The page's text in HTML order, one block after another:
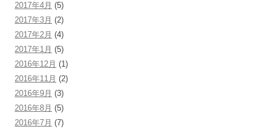
2017年4月 (5)
2017年3月 (2)
2017年2月 (4)
2017年1月 (5)
2016年12月 (1)
2016年11月 (2)
2016年9月 (3)
2016年8月 (5)
2016年7月 (7)